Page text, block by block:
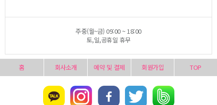
주중(월~금) 09:00 ~ 18:00
토,일,공휴일 휴무
홈 회사소개 예약 및 결제 회원가입 TOP